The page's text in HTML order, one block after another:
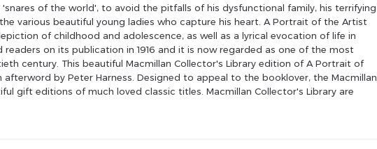
of the world', to avoid the pitfalls of his dysfunctional family, his terrifying
various beautiful young ladies who capture his heart. A Portrait of the Artist
of childhood and adolescence, as well as a lyrical evocation of life in
readers on its publication in 1916 and it is now regarded as one of the most
century. This beautiful Macmillan Collector's Library edition of A Portrait of
afterword by Peter Harness. Designed to appeal to the booklover, the Macmillan
gift editions of much loved classic titles. Macmillan Collector's Library are